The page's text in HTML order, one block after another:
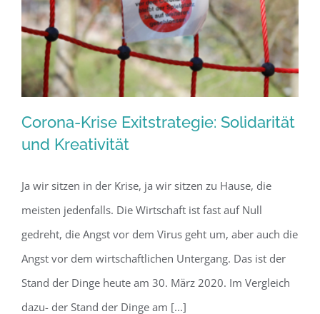
Corona-Krise Exitstrategie: Solidarität
und Kreativität
Corona-Krise Exitstrategie: Solidarität
und Kreativität
Ja wir sitzen in der Krise, ja wir sitzen zu Hause, die
meisten jedenfalls. Die Wirtschaft ist fast auf Null
gedreht, die Angst vor dem Virus geht um, aber auch die
Angst vor dem wirtschaftlichen Untergang. Das ist der
Stand der Dinge heute am 30. März 2020. Im Vergleich
dazu- der Stand der Dinge am [...]